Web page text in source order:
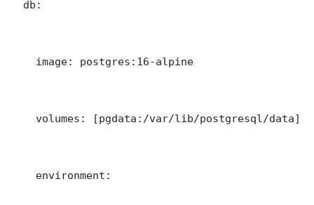
  db:
    image: postgres:16-alpine
    volumes: [pgdata:/var/lib/postgresql/data]
    environment: